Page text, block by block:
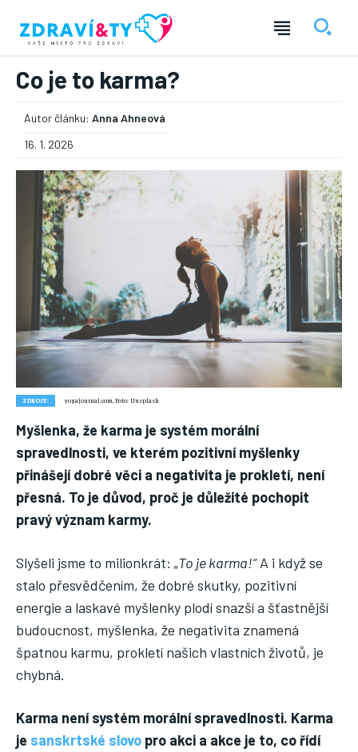
― REKLAMA ―
Nic není tak důležité, jako vaše zdraví.
Náš web nabízí komplexní informace a rady pro zdravý životní
styl, zahrnující nejnovější poznatky o různých onemocněních,
vyváženou stravu.
ZDRAVÍ
DĚTI
STRAVA
FITNESS
HUBNUTÍ
JÓGA
Co je to karma?
Autor článku: Anna Ahneová
16. 1. 2026
ZDROJE: yogajournal.com, Foto: Unsplash
Myšlenka, že karma je systém morální
spravedlnosti, ve kterém pozitivní myšlenky
přinášejí dobré věci a negativita je prokletí, není
přesná. To je důvod, proč je důležité pochopit
pravý význam karmy.
Slyšeli jsme to milionkrát: „To je karma!“A i když se
stalo přesvědčením, že dobré skutky, pozitivní
energie a laskavé myšlenky plodí snazší a šťastnější
budoucnost, myšlenka, že negativita znamená
špatnou karmu, prokletí našich vlastních životů, je
chybná.
Karma není systém morální spravedlnosti. Karma
je sanskrtské slovo pro akci a akce je to, co řídí